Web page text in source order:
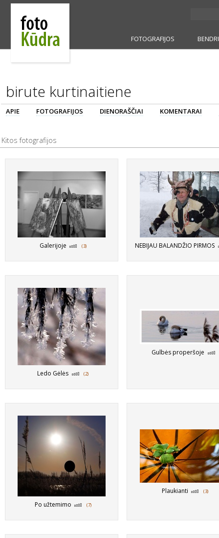
FOTOGRAFIJOS
birute kurtinaitiene
APIE FOTOGRAFIJOS DIENORAŠČIAI KOMENTARAI
Kitos fotografijos
Galerijoje (3) NEBIJAU BALANDŽIO PIRMOS
Ledo Gėlės (2)
Gulbės properšoje
Po užtemimo (7)
Plaukianti (3)